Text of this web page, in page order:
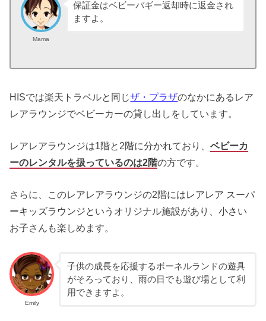
Mama
保証金はベビーバギー返却時に返金され
ますよ。
HISでは楽天トラベルと同じザ・プラザのなかにあるレア
レアラウンジでベビーカーの貸し出しをしています。
レアレアラウンジは1階と2階に分かれており、ベビーカ
ーのレンタルを扱っているのは2階の方です。
さらに、このレアレアラウンジの2階にはレアレア スーパ
ーキッズラウンジというオリジナル施設があり、小さい
お子さんも楽しめます。
Emily
子供の成長を応援するボーネルランドの遊具
がそろっており、雨の日でも遊び場として利
用できますよ。